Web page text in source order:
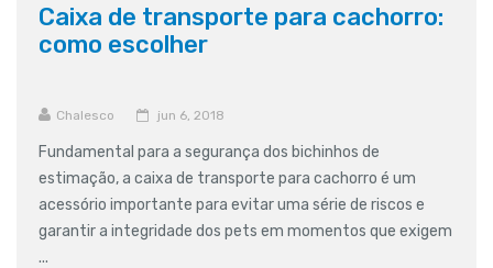
Caixa de transporte para cachorro:
como escolher
Chalesco jun 6, 2018
Fundamental para a segurança dos bichinhos de
estimação, a caixa de transporte para cachorro é um
acessório importante para evitar uma série de riscos e
garantir a integridade dos pets em momentos que exigem
...